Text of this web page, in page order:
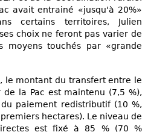
avait entrainé «jusqu'à 20%»
certains territoires, Julien
choix ne feront pas varier de
moyens touchés par «grande
le montant du transfert entre le
la Pac est maintenu (7,5 %),
paiement redistributif (10 %,
hectares). Le niveau de
est fixé à 85 % (70 %